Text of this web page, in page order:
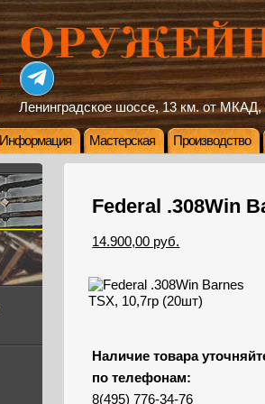
Ленинградское шоссе, 13 км. от МКАД,
Информация Мастерская Производство
Federal .308Win
14.900,00 руб.
Наличие товара
по телефонам:
8(495) 776-34-76